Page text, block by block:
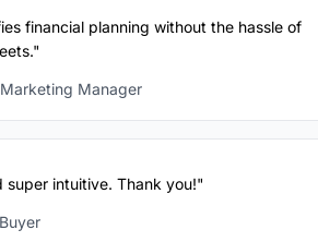
financial planning without the hassle of
Manager
intuitive. Thank you!"